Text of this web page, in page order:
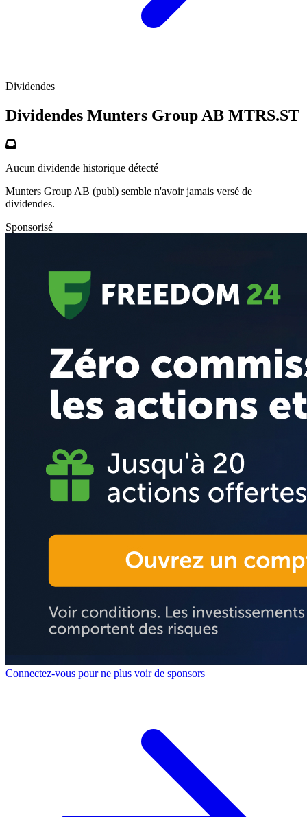
Dividendes
Dividendes Munters Group AB MTRS.ST
Aucun dividende historique détecté
Munters Group AB (publ) semble n'avoir jamais versé de
dividendes.
Sponsorisé
Connectez-vous pour ne plus voir de sponsors